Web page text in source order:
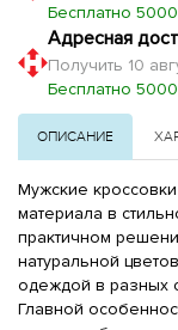
Бесплатно
Адресная
Получить 10
Бесплатно
ОПИСАНИЕ
Мужские
материала в
практичном
натуральной
одеждой в разных
Главной